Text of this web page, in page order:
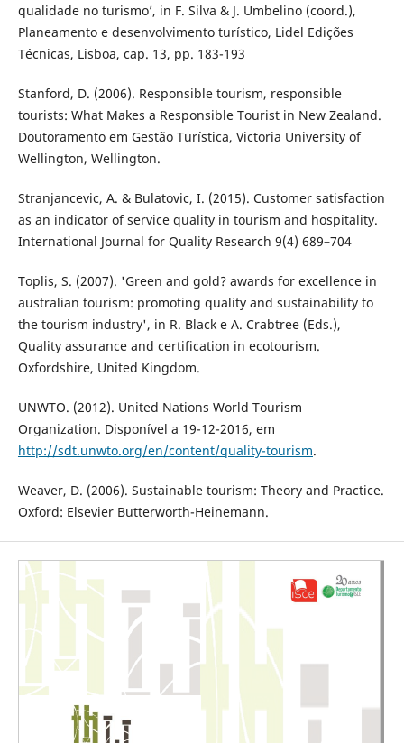
qualidade no turismo’, in F. Silva & J. Umbelino (coord.),
Planeamento e desenvolvimento turístico, Lidel Edições
Técnicas, Lisboa, cap. 13, pp. 183-193
Stanford, D. (2006). Responsible tourism, responsible
tourists: What Makes a Responsible Tourist in New Zealand.
Doutoramento em Gestão Turística, Victoria University of
Wellington, Wellington.
Stranjancevic, A. & Bulatovic, I. (2015). Customer satisfaction
as an indicator of service quality in tourism and hospitality.
International Journal for Quality Research 9(4) 689–704
Toplis, S. (2007). 'Green and gold? awards for excellence in
australian tourism: promoting quality and sustainability to
the tourism industry', in R. Black e A. Crabtree (Eds.),
Quality assurance and certification in ecotourism.
Oxfordshire, United Kingdom.
UNWTO. (2012). United Nations World Tourism
Organization. Disponível a 19-12-2016, em
http://sdt.unwto.org/en/content/quality-tourism.
Weaver, D. (2006). Sustainable tourism: Theory and Practice.
Oxford: Elsevier Butterworth-Heinemann.